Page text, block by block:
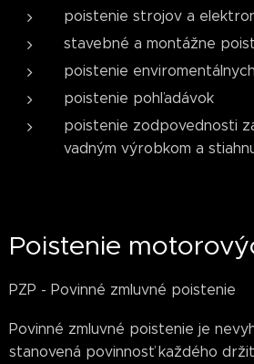
poistenie strojov a
stavebné a montážne
poistenie
poistenie pohľadávok
poistenie zodpovednosti
vadným výrobkom a
Poistenie
PZP - Povinné zmluvné poistenie
Povinné zmluvné poistenie je
stanovená povinnosť každého